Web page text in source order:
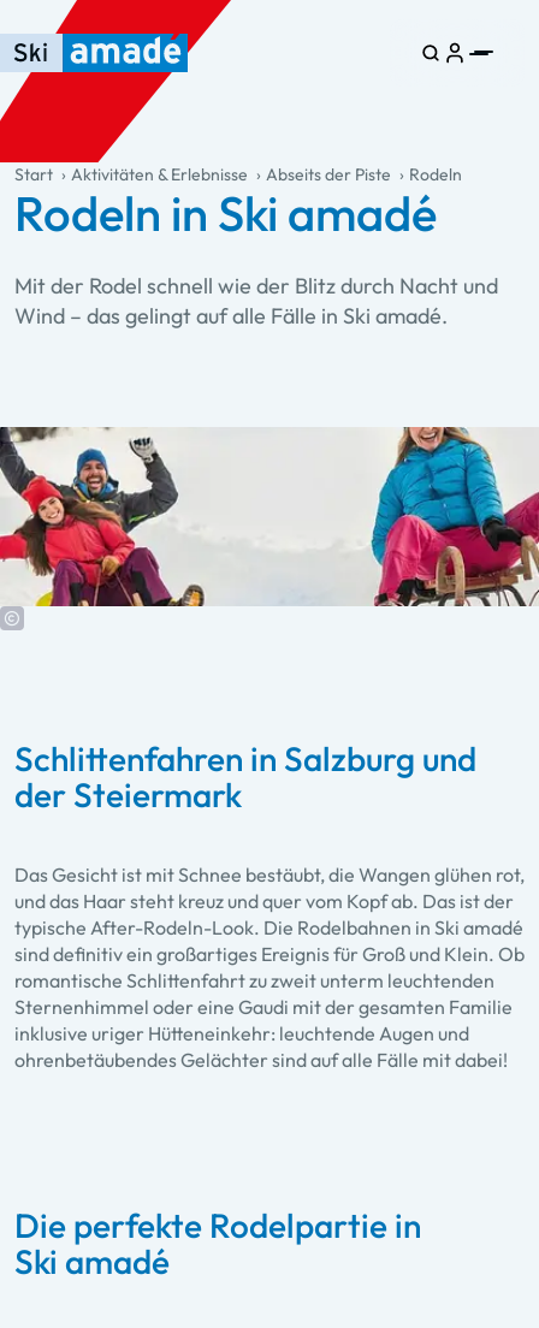
Zum Haupt-Inhalt springen
Springe zur Tabelle
Zur Haupt-Navigation springen
general.table-of-content
Start Aktivitäten & Erlebnisse Abseits der Piste Rodeln
Rodeln in Ski amadé
Mit der Rodel schnell wie der Blitz durch Nacht und
Wind – das gelingt auf alle Fälle in Ski amadé.
Schlittenfahren in Salzburg und
der Steiermark
Das Gesicht ist mit Schnee bestäubt, die Wangen glühen rot,
und das Haar steht kreuz und quer vom Kopf ab. Das ist der
typische After-Rodeln-Look. Die Rodelbahnen in Ski amadé
sind definitiv ein großartiges Ereignis für Groß und Klein. Ob
romantische Schlittenfahrt zu zweit unterm leuchtenden
Sternenhimmel oder eine Gaudi mit der gesamten Familie
inklusive uriger Hütteneinkehr: leuchtende Augen und
ohrenbetäubendes Gelächter sind auf alle Fälle mit dabei!
Die perfekte Rodelpartie in
Ski amadé